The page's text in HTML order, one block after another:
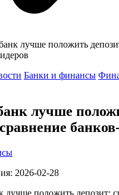
лучше положить
Банки и финансы
лучше
2026-02-28